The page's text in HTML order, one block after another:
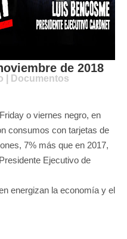
de 2018
| Documentos
o viernes negro, en
consumos con tarjetas de
7% más que en 2017,
Ejecutivo de
energizan la economía y el